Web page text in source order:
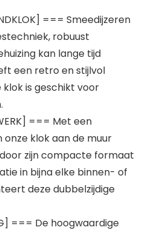
=== Smeedijzeren
robuust
kan lange tijd
een retro en stijlvol
is geschikt voor
=== Met een
klok aan de muur
zijn compacte formaat
in bijna elke binnen- of
deze dubbelzijdige
=== De hoogwaardige